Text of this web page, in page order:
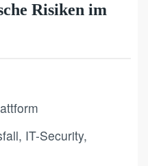
Risiken im
IT-Security,